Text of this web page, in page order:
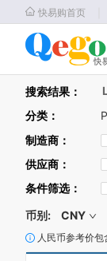
快易购首页
搜索结果：
分类 ：
制造商 ：
供应商 ：
条件筛选：
币别:
CNY
人民币参考价